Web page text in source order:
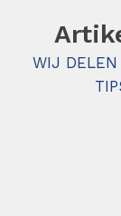
WIJ DELEN